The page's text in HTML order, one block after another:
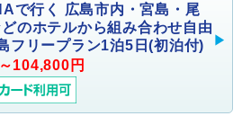
で行く 広島市内・宮島・尾
のホテルから組み合わせ自由
フリープラン1泊5日(初泊付)
104,800円